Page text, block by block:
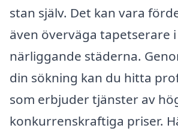
stan själv. Det kan vara
även överväga tapetserare
närliggande städerna.
din sökning kan du hitta
som erbjuder tjänster av
konkurrenskraftiga priser.